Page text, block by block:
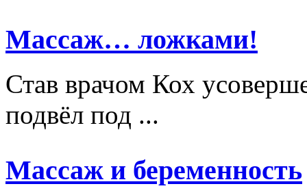
Массаж… ложками!
Став врачом Кох
подвёл под ...
Массаж и беременность